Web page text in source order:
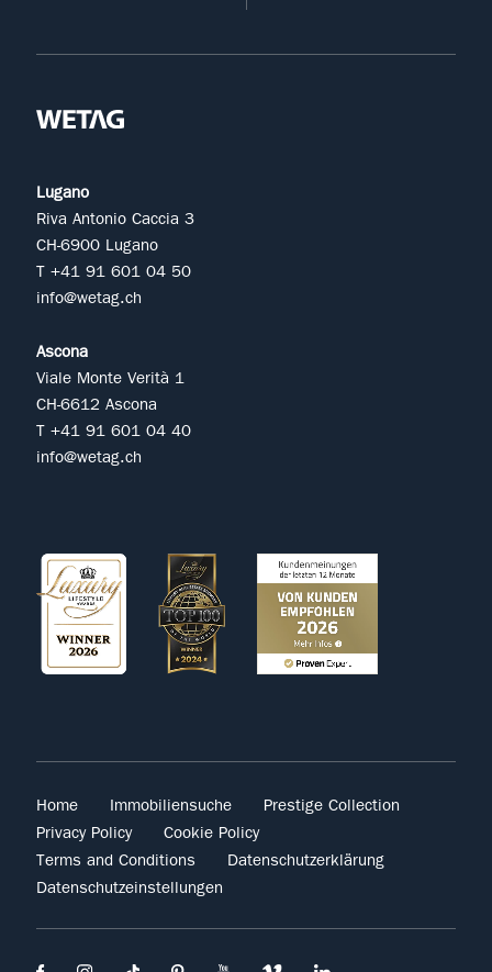
Lugano
Riva Antonio Caccia 3
CH-6900 Lugano
T +41 91 601 04 50
info@wetag.ch
Ascona
Viale Monte Verità 1
CH-6612 Ascona
T +41 91 601 04 40
info@wetag.ch
Home Immobiliensuche
Prestige Collection
Privacy Policy
Cookie Policy
Terms and Conditions
Datenschutzerklärung
Datenschutzeinstellungen